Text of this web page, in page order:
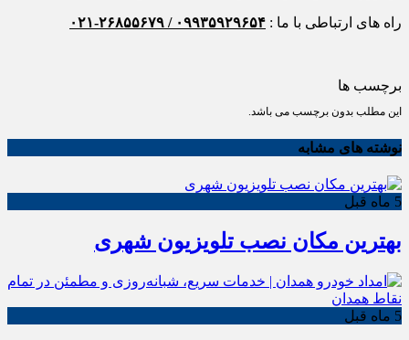
راه های ارتباطی با ما : ۰۹۹۳۵۹۲۹۶۵۴ / ۲۶۸۵۵۶۷۹-۰۲۱
برچسب ها
این مطلب بدون برچسب می باشد.
نوشته های مشابه
5 ماه قبل
بهترین مکان نصب تلویزیون شهری
5 ماه قبل